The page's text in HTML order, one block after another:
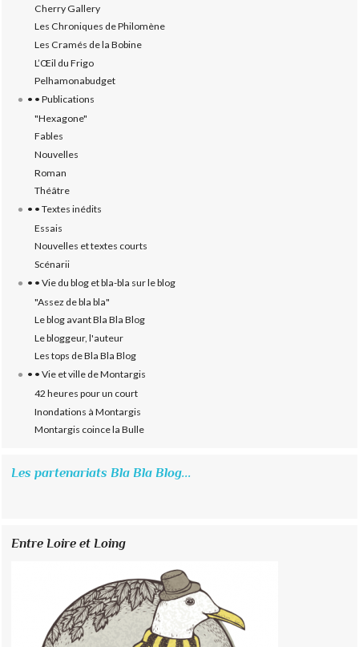
Cherry Gallery
Les Chroniques de Philomène
Les Cramés de la Bobine
L’‎Œil du Frigo
Pelhamonabudget
• • Publications
"Hexagone"
Fables
Nouvelles
Roman
Théâtre
• • Textes inédits
Essais
Nouvelles et textes courts
Scénarii
• • Vie du blog et bla-bla sur le blog
"Assez de bla bla"
Le blog avant Bla Bla Blog
Le bloggeur, l'auteur
Les tops de Bla Bla Blog
• • Vie et ville de Montargis
42 heures pour un court
Inondations à Montargis
Montargis coince la Bulle
Les partenariats Bla Bla Blog...
Entre Loire et Loing